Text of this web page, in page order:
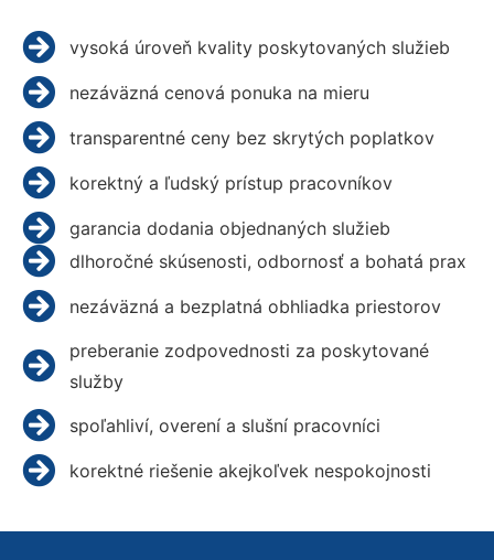
vysoká úroveň kvality poskytovaných služieb
nezáväzná cenová ponuka na mieru
transparentné ceny bez skrytých poplatkov
korektný a ľudský prístup pracovníkov
garancia dodania objednaných služieb
dlhoročné skúsenosti, odbornosť a bohatá prax
nezáväzná a bezplatná obhliadka priestorov
preberanie zodpovednosti za poskytované
služby
spoľahliví, overení a slušní pracovníci
korektné riešenie akejkoľvek nespokojnosti